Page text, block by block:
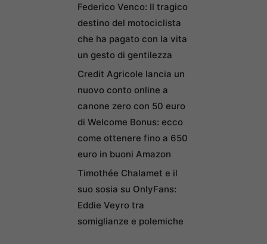
Federico Venco: Il tragico
destino del motociclista
che ha pagato con la vita
un gesto di gentilezza
Credit Agricole lancia un
nuovo conto online a
canone zero con 50 euro
di Welcome Bonus: ecco
come ottenere fino a 650
euro in buoni Amazon
Timothée Chalamet e il
suo sosia su OnlyFans:
Eddie Veyro tra
somiglianze e polemiche